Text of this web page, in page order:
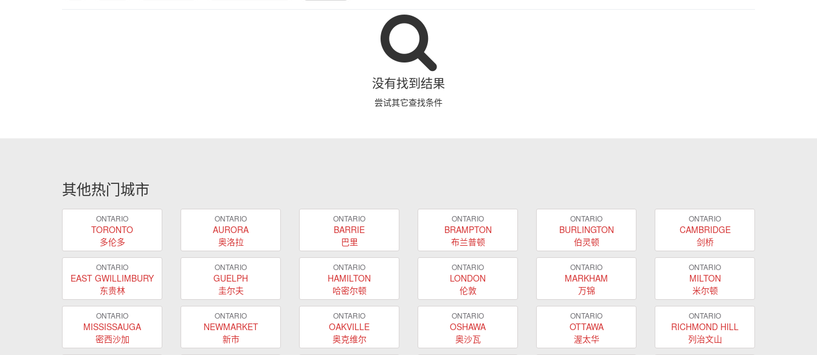
没有找到结果
尝试其它查找条件
其他热门城市
ONTARIO
TORONTO
多伦多
ONTARIO
AURORA
奥洛拉
ONTARIO
BARRIE
巴里
ONTARIO
BRAMPTON
布兰普顿
ONTARIO
BURLINGTON
伯灵顿
ONTARIO
CAMBRIDGE
剑桥
ONTARIO
EAST GWILLIMBURY
东贵林
ONTARIO
GUELPH
圭尔夫
ONTARIO
HAMILTON
哈密尔顿
ONTARIO
LONDON
伦敦
ONTARIO
MARKHAM
万锦
ONTARIO
MILTON
米尔顿
ONTARIO
MISSISSAUGA
密西沙加
ONTARIO
NEWMARKET
新市
ONTARIO
OAKVILLE
奥克维尔
ONTARIO
OSHAWA
奥沙瓦
ONTARIO
OTTAWA
渥太华
ONTARIO
RICHMOND HILL
列治文山